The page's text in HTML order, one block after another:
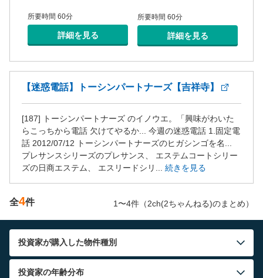
所要時間 60分
詳細を見る
所要時間 60分
詳細を見る
【迷惑電話】トーシンパートナーズ【吉祥寺】
[187] トーシンパートナーズ のイノウエ。「興味がわいた
らこっちから電話 欠けてやるか... 今週の迷惑電話 1.固定電
話 2012/07/12 トーシンパートナーズのヒガシンゴを名...
プレサンスシリーズのプレサンス、 エステムコートシリー
ズの日商エステム、 エスリードシリ... 続きを見る
全4件 1〜4件（2ch(2ちゃんねる)のまとめ）
投資家が購入した物件種別
投資家の年齢分布